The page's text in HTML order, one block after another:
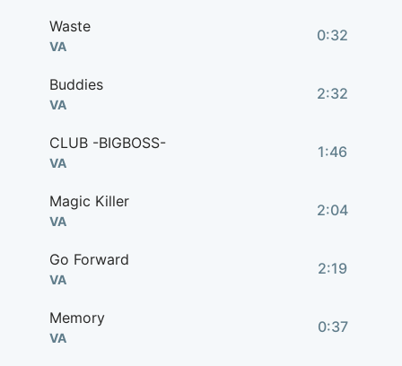
Waste
VA
0:32
Buddies
VA
2:32
CLUB -BIGBOSS-
VA
1:46
Magic Killer
VA
2:04
Go Forward
VA
2:19
Memory
VA
0:37